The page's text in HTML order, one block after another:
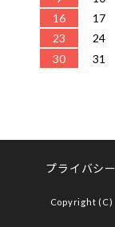
16
17
23
24
30
31
プライバシ
Copyright